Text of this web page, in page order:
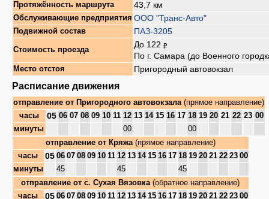
Протяжённость маршрута 43,7 км
Обслуживающие предприятия ООО "Транс-Авто"
Подвижной состав ПАЗ-3205
Стоимость проезда
До 122
По г. Самара (до Военного
Место отстоя Пригородный автовокзал
Расписание движения
отправление от Пригородного автовокзала(прямое направление)
часы
05 06 07 08 09 10 11 12 13 14 15 16 17 18 19 20 21 22 23 00
минуты
00
00
отправление от Кряжа(прямое направление)
часы
05 06 07 08 09 10 11 12 13 14 15 16 17 18 19 20 21 22 23 00
минуты
45 45
45
отправление от с. Сухая Вязовка(обратное направление)
часы
05 06 07 08 09 10 11 12 13 14 15 16 17 18 19 20 21 22 23 00